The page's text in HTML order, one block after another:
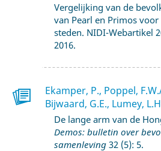
Vergelijking van de
van Pearl en Primos
steden. NIDI-Webartikel
2016.
Ekamper, P., Poppel,
Bijwaard, G.E., Lumey,
De lange arm van de
Demos: bulletin over
samenleving 32 (5): 5.